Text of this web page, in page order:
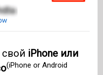
iPhone или
(iPhone or Android